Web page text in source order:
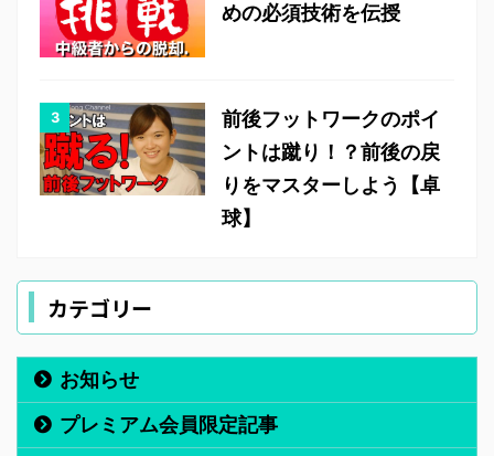
めの必須技術を伝授
前後フットワークのポイ
ントは蹴り！？前後の戻
りをマスターしよう【卓
球】
カテゴリー
お知らせ
プレミアム会員限定記事